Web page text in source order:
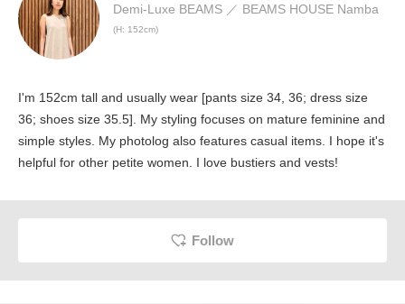
Demi-Luxe BEAMS BEAMS HOUSE Namba
(H: 152cm)
I'm 152cm tall and usually wear [pants size 34, 36; dress size
36; shoes size 35.5]. My styling focuses on mature feminine and
simple styles. My photolog also features casual items. I hope it's
helpful for other petite women. I love bustiers and vests!
Follow